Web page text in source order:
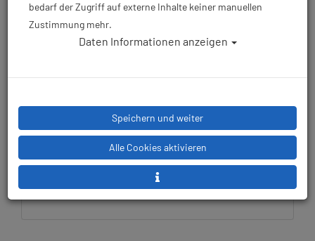
34,95 €*
Lieferbar in 1-2 Wochen,
Bestelleingang beim
bedarf der Zugriff auf externe Inhalte keiner manuellen
Zustimmung mehr.
Daten Informationen anzeigen
Speichern und weiter
Alle Cookies aktivieren